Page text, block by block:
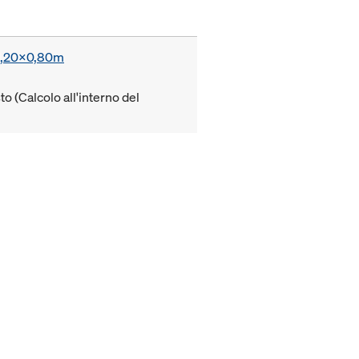
(Calcolo all'interno del